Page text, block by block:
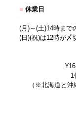
■ 休業日
(月)～(土)14時まで
(日)(祝)は12時が〆
1
（※北海道と沖